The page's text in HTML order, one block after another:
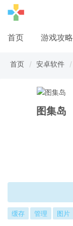
首页 游戏攻略
首页 安卓软件
图集岛
缓存 管理 图片